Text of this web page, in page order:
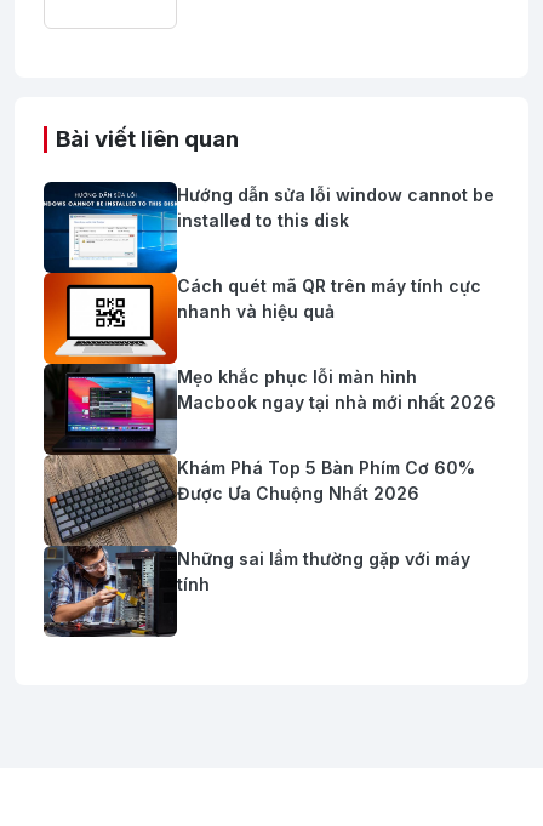
Bài viết liên quan
Hướng dẫn sửa lỗi window cannot be
installed to this disk
Cách quét mã QR trên máy tính cực
nhanh và hiệu quả
Mẹo khắc phục lỗi màn hình
Macbook ngay tại nhà mới nhất 2026
Khám Phá Top 5 Bàn Phím Cơ 60%
Được Ưa Chuộng Nhất 2026
Những sai lầm thường gặp với máy
tính